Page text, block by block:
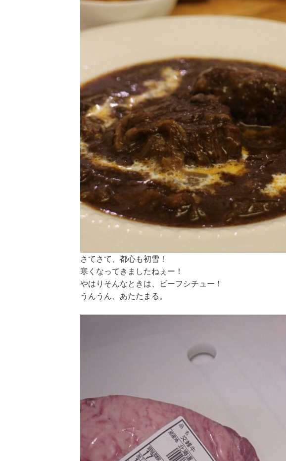
さてさて、都心も初雪！
寒くなってきましたねぇー！
やはりそんなときは、ビーフシチュー！
うんうん、あたたまる。